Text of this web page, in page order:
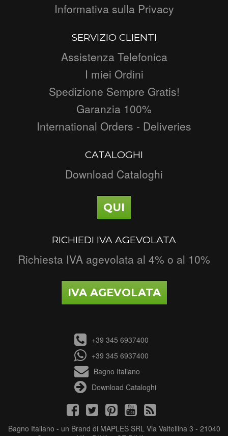
Informativa sulla Privacy
SERVIZIO CLIENTI
Assistenza Telefonica
I miei Ordini
Spedizione Sempre Gratis!
Garanzia 100%
International Orders - Deliveries
CATALOGHI
Download Cataloghi
QUI
RICHIEDI IVA AGEVOLATA
Richiesta IVA agevolata al 4% o al 10%
IVA AGEVOLATA
+39 345 6937400
+39 345 6937400
Bagno Italiano
Download Cataloghi
Bagno Italiano - un Brand di MAPLES SRL Via Valtellina 3 - 21040